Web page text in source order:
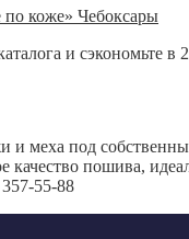
и сэкономьте в
и меха под
качество пошива,
55-88